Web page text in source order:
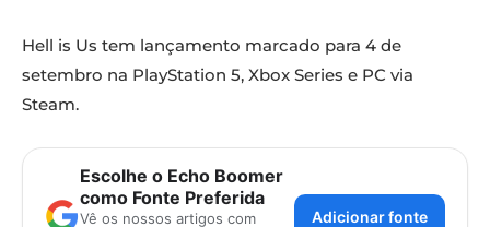
Hell is Us tem lançamento marcado para 4 de
setembro na PlayStation 5, Xbox Series e PC via
Steam.
Escolhe o Echo Boomer
como Fonte Preferida
Vê os nossos artigos com Adicionar fonte